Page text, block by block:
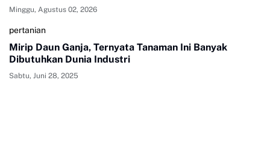
Minggu, Agustus 02, 2026
pertanian
Mirip Daun Ganja, Ternyata Tanaman Ini Banyak
Dibutuhkan Dunia Industri
Sabtu, Juni 28, 2025